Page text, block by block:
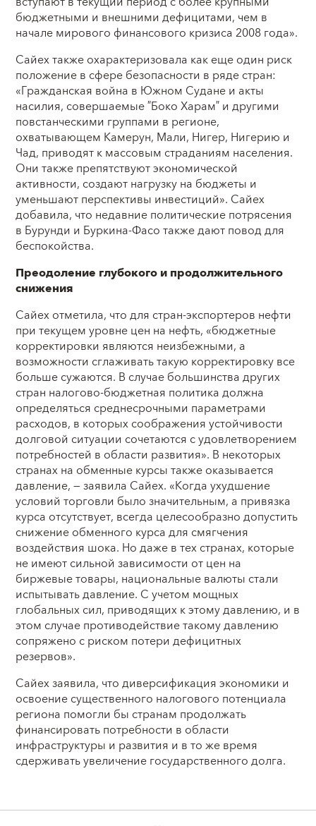
бюджетными и внешними дефицитами, чем в
начале мирового финансового кризиса 2008 года».
Сайех также охарактеризовала как еще один риск
положение в сфере безопасности в ряде стран:
«Гражданская война в Южном Судане и акты
насилия, совершаемые ″Боко Харам″ и другими
повстанческими группами в регионе,
охватывающем Камерун, Мали, Нигер, Нигерию и
Чад, приводят к массовым страданиям населения.
Они также препятствуют экономической
активности, создают нагрузку на бюджеты и
уменьшают перспективы инвестиций». Сайех
добавила, что недавние политические потрясения
в Бурунди и Буркина-Фасо также дают повод для
беспокойства.
Преодоление глубокого и продолжительного
снижения
Сайех отметила, что для стран-экспортеров нефти
при текущем уровне цен на нефть, «бюджетные
корректировки являются неизбежными, а
возможности сглаживать такую корректировку все
больше сужаются. В случае большинства других
стран налогово-бюджетная политика должна
определяться среднесрочными параметрами
расходов, в которых соображения устойчивости
долговой ситуации сочетаются с удовлетворением
потребностей в области развития». В некоторых
странах на обменные курсы также оказывается
давление, — заявила Сайех. «Когда ухудшение
условий торговли было значительным, а привязка
курса отсутствует, всегда целесообразно допустить
снижение обменного курса для смягчения
воздействия шока. Но даже в тех странах, которые
не имеют сильной зависимости от цен на
биржевые товары, национальные валюты стали
испытывать давление. С учетом мощных
глобальных сил, приводящих к этому давлению, и в
этом случае противодействие такому давлению
сопряжено с риском потери дефицитных
резервов».
Сайех заявила, что диверсификация экономики и
освоение существенного налогового потенциала
региона помогли бы странам продолжать
финансировать потребности в области
инфраструктуры и развития и в то же время
сдерживать увеличение государственного долга.